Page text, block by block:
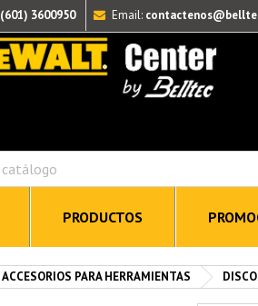
(601) 3600950 Email:
PRODUCTOS
ACCESORIOS PARA HERRAMIENTAS